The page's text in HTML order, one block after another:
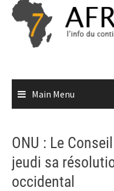
Skip
content
Main Menu
ONU : Le
jeudi sa
occidental